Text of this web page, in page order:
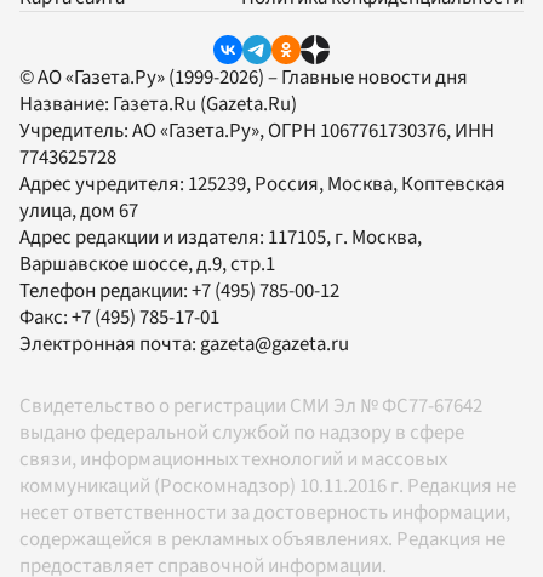
© АО «Газета.Ру» (1999-2026) – Главные новости дня
Название: Газета.Ru (Gazeta.Ru)
Учредитель:АО «Газета.Ру», ОГРН 1067761730376, ИНН
7743625728
Адрес учредителя: 125239, Россия, Москва, Коптевская
улица, дом 67
Адрес редакции и издателя: 117105, г. Москва,
Варшавское шоссе, д.9, стр.1
Телефон редакции:+7 (495) 785-00-12
Факс:+7 (495) 785-17-01
Электронная почта: gazeta@gazeta.ru
Свидетельство о регистрации СМИ Эл № ФС77-67642
выдано федеральной службой по надзору в сфере
связи, информационных технологий и массовых
коммуникаций (Роскомнадзор) 10.11.2016 г. Редакция не
несет ответственности за достоверность информации,
содержащейся в рекламных объявлениях. Редакция не
предоставляет справочной информации.